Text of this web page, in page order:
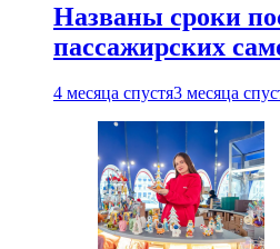
Названы сроки
пассажирских
4 месяца спустя3 месяца